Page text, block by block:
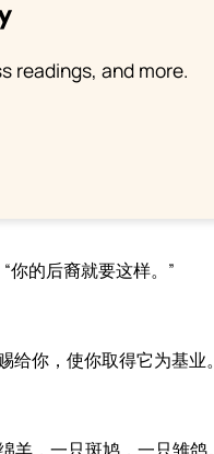
readings, and more.
你的后裔就要这样。”
给你，使你取得它为基业